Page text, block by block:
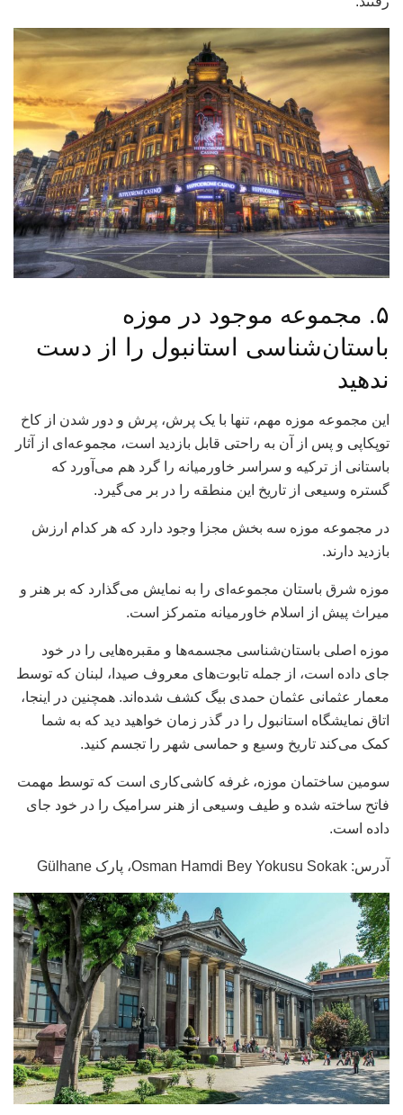
۵. مجموعه موجود در موزه
باستان‌شناسی استانبول را از دست
ندهید
این مجموعه موزه مهم، تنها با یک پرش، پرش و دور شدن از کاخ
توپکاپی و پس از آن به راحتی قابل بازدید است، مجموعه‌ای از آثار
باستانی از ترکیه و سراسر خاورمیانه را گرد هم می‌آورد که
گستره وسیعی از تاریخ این منطقه را در بر می‌گیرد.
در مجموعه موزه سه بخش مجزا وجود دارد که هر کدام ارزش
بازدید دارند.
موزه شرق باستان مجموعه‌ای را به نمایش می‌گذارد که بر هنر و
میراث پیش از اسلام خاورمیانه متمرکز است.
موزه اصلی باستان‌شناسی مجسمه‌ها و مقبره‌هایی را در خود
جای داده است، از جمله تابوت‌های معروف صیدا، لبنان که توسط
معمار عثمانی عثمان حمدی بیگ کشف شده‌اند. همچنین در اینجا،
اتاق نمایشگاه استانبول را در گذر زمان خواهید دید که به شما
کمک می‌کند تاریخ وسیع و حماسی شهر را تجسم کنید.
سومین ساختمان موزه، غرفه کاشی‌کاری است که توسط مهمت
فاتح ساخته شده و طیف وسیعی از هنر سرامیک را در خود جای
داده است.
آدرس: Osman Hamdi Bey Yokusu Sokak، پارک Gülhane